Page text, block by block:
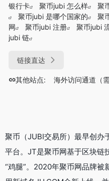
银行卡
聚币jubi 怎么样 聚
聚币jubi 是哪个国家的
聚
网
聚币jubi 注册 聚币jubi
jubi 链
链接直达
其他站点: 海外访问通道（需
聚币（JUBI交易所）最早创办
平台。JT是聚币网基于区块链
“鸡腿”。2020年聚币网品牌